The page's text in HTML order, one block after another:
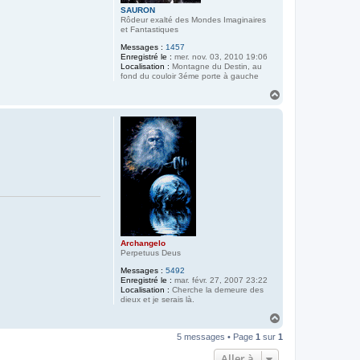
SAURON
Rôdeur exalté des Mondes Imaginaires
et Fantastiques
Messages : 1457
Enregistré le : mer. nov. 03, 2010 19:06
Localisation : Montagne du Destin, au
fond du couloir 3éme porte à gauche
Archangelo
Perpetuus Deus
Messages : 5492
Enregistré le : mar. févr. 27, 2007 23:22
Localisation : Cherche la demeure des
dieux et je serais là.
u
5 messages • Page 1 sur 1